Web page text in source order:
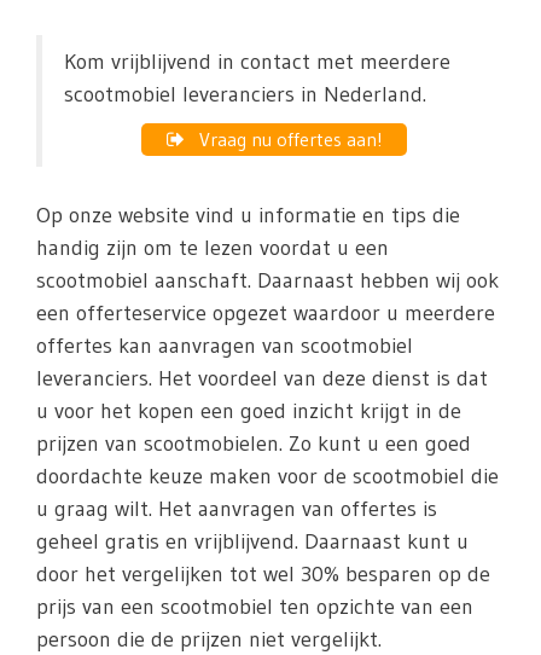
Kom vrijblijvend in contact met meerdere
scootmobiel leveranciers in Nederland.
Vraag nu offertes aan!
Op onze website vind u informatie en tips die
handig zijn om te lezen voordat u een
scootmobiel aanschaft. Daarnaast hebben wij ook
een offerteservice opgezet waardoor u meerdere
offertes kan aanvragen van scootmobiel
leveranciers. Het voordeel van deze dienst is dat
u voor het kopen een goed inzicht krijgt in de
prijzen van scootmobielen. Zo kunt u een goed
doordachte keuze maken voor de scootmobiel die
u graag wilt. Het aanvragen van offertes is
geheel gratis en vrijblijvend. Daarnaast kunt u
door het vergelijken tot wel 30% besparen op de
prijs van een scootmobiel ten opzichte van een
persoon die de prijzen niet vergelijkt.